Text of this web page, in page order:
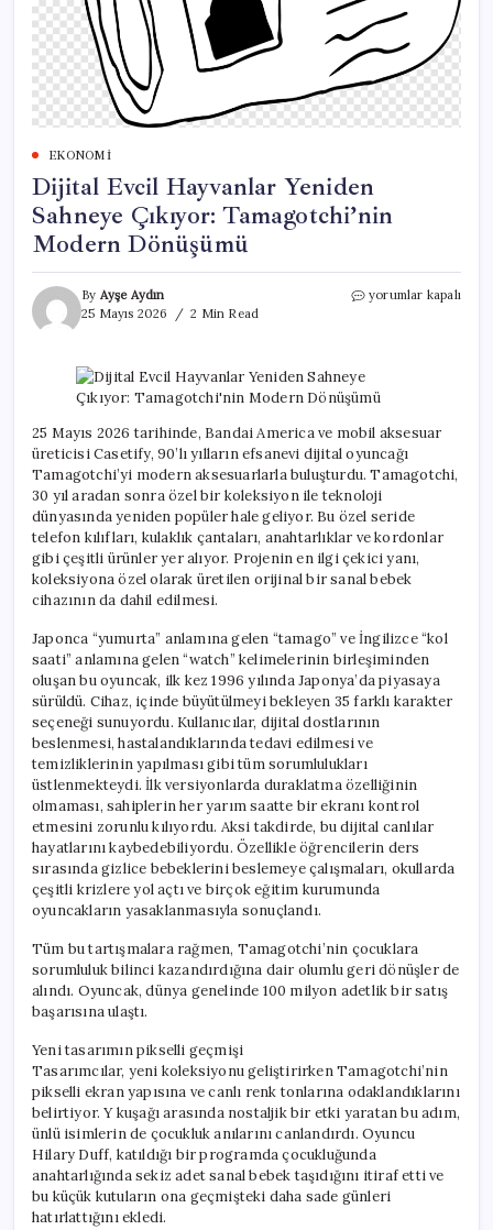
EKONOMI
Dijital Evcil Hayvanlar Yeniden
Sahneye Çıkıyor: Tamagotchi’nin
Modern Dönüşümü
By Ayşe Aydın
25 Mayıs 2026
2 Min Read
Dijital
Tamagotchi’nin
Modern
için
yorumlar kapalı
25 Mayıs 2026 tarihinde, Bandai America ve mobil aksesuar
üreticisi Casetify, 90’lı yılların efsanevi dijital oyuncağı
Tamagotchi’yi modern aksesuarlarla buluşturdu. Tamagotchi,
30 yıl aradan sonra özel bir koleksiyon ile teknoloji
dünyasında yeniden popüler hale geliyor. Bu özel seride
telefon kılıfları, kulaklık çantaları, anahtarlıklar ve kordonlar
gibi çeşitli ürünler yer alıyor. Projenin en ilgi çekici yanı,
koleksiyona özel olarak üretilen orijinal bir sanal bebek
cihazının da dahil edilmesi.
Japonca “yumurta” anlamına gelen “tamago” ve İngilizce “kol
saati” anlamına gelen “watch” kelimelerinin birleşiminden
oluşan bu oyuncak, ilk kez 1996 yılında Japonya’da piyasaya
sürüldü. Cihaz, içinde büyütülmeyi bekleyen 35 farklı karakter
seçeneği sunuyordu. Kullanıcılar, dijital dostlarının
beslenmesi, hastalandıklarında tedavi edilmesi ve
temizliklerinin yapılması gibi tüm sorumlulukları
üstlenmekteydi. İlk versiyonlarda duraklatma özelliğinin
olmaması, sahiplerin her yarım saatte bir ekranı kontrol
etmesini zorunlu kılıyordu. Aksi takdirde, bu dijital canlılar
hayatlarını kaybedebiliyordu. Özellikle öğrencilerin ders
sırasında gizlice bebeklerini beslemeye çalışmaları, okullarda
çeşitli krizlere yol açtı ve birçok eğitim kurumunda
oyuncakların yasaklanmasıyla sonuçlandı.
Tüm bu tartışmalara rağmen, Tamagotchi’nin çocuklara
sorumluluk bilinci kazandırdığına dair olumlu geri dönüşler de
alındı. Oyuncak, dünya genelinde 100 milyon adetlik bir satış
başarısına ulaştı.
Yeni tasarımın pikselli geçmişi
Tasarımcılar, yeni koleksiyonu geliştirirken Tamagotchi’nin
pikselli ekran yapısına ve canlı renk tonlarına odaklandıklarını
belirtiyor. Y kuşağı arasında nostaljik bir etki yaratan bu adım,
ünlü isimlerin de çocukluk anılarını canlandırdı. Oyuncu
Hilary Duff, katıldığı bir programda çocukluğunda
anahtarlığında sekiz adet sanal bebek taşıdığını itiraf etti ve
bu küçük kutuların ona geçmişteki daha sade günleri
hatırlattığını ekledi.